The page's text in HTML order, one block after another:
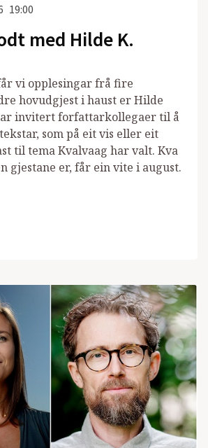
19:00
med Hilde K.
vi opplesingar frå fire
hovudgjest i haust er Hilde
invitert forfattarkollegaer til å
som på eit vis eller eit
til tema Kvalvaag har valt. Kva
gjestane er, får ein vite i august.